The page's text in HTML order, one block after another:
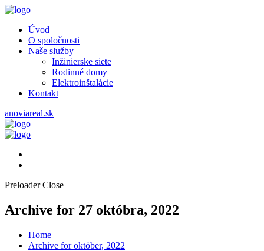
Úvod
O spoločnosti
Naše služby
Inžinierske siete
Rodinné domy
Elektroinštalácie
Kontakt
anoviareal.sk
Preloader Close
Archive for 27 októbra, 2022
Home
Archive for október, 2022